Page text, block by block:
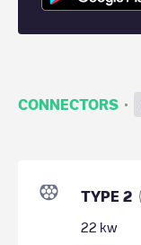
CONNECTORS ·
TYPE 2
22 kw